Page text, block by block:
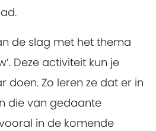
de slag met het thema
Deze activiteit kun je
doen. Zo leren ze dat er in
die van gedaante
in de komende